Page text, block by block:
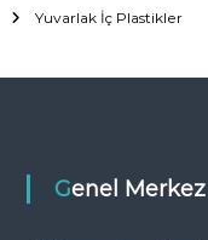
Yuvarlak İç Plastikler
Genel Merkez